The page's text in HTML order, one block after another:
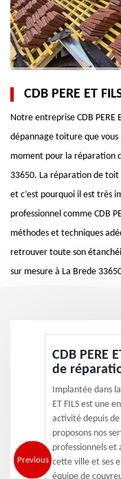
CDB PERE ET
Notre entreprise CDB PERE
dépannage toiture que
moment pour la réparation
33650. La réparation de
et c’est pourquoi il est très
professionnel comme CDB
méthodes et techniques
retrouver toute son
sur mesure à La Brede
Previous
CDB PERE
de
Implantée dans
ET FILS est une
activité depuis
proposons nos
professionnels et
cette ville et ses
équipe de